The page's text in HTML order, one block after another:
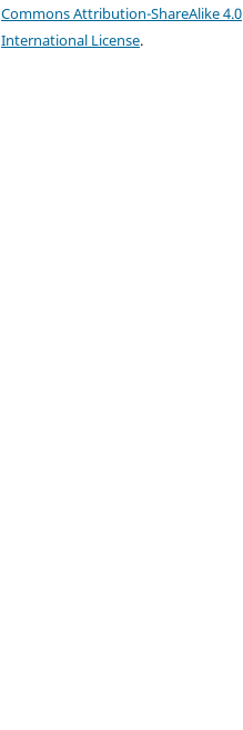
Commons Attribution-ShareAlike 4.0
International License.